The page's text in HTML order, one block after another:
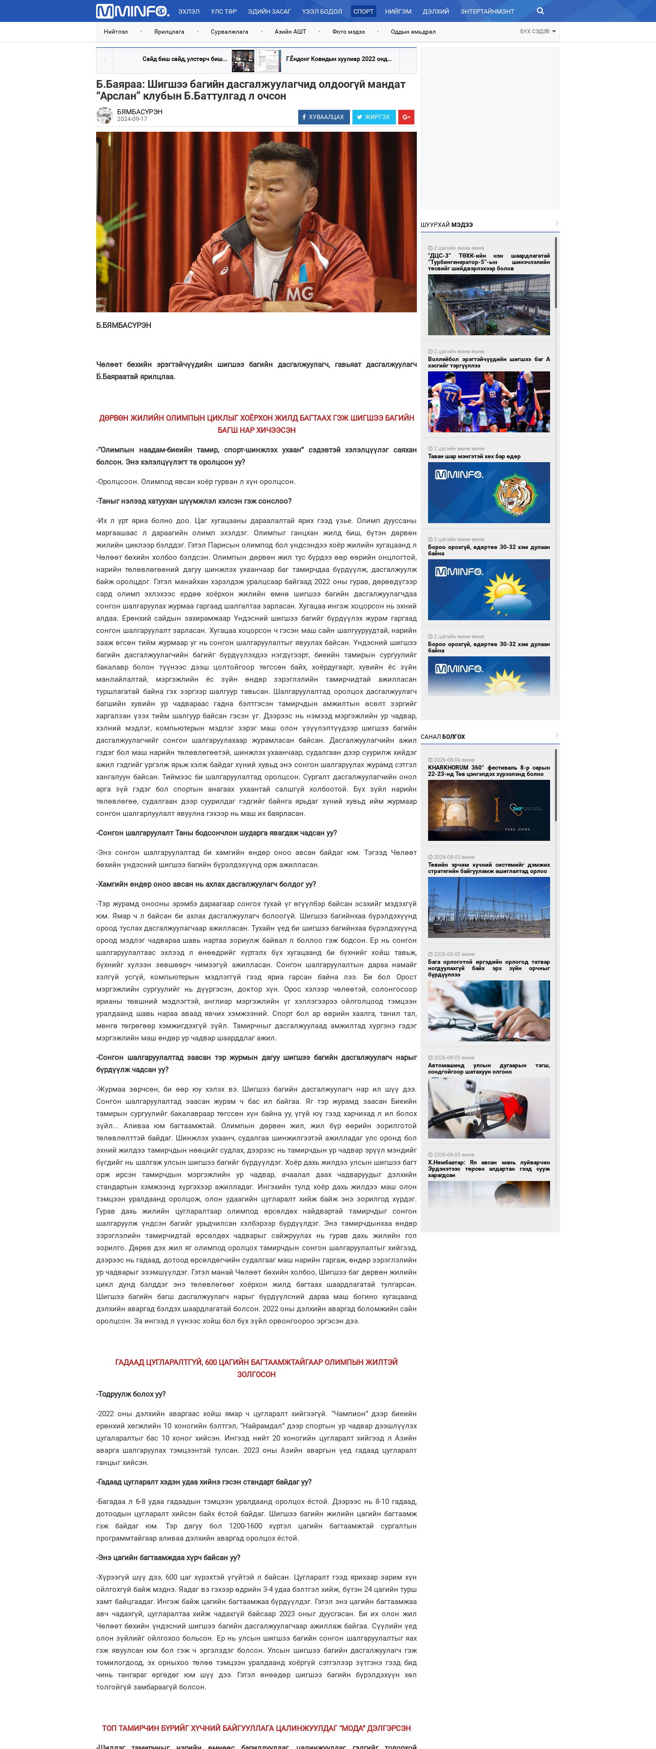
ЭХЛЭЛ УЛС ТӨР ЭДИЙН ЗАСАГ ҮЗЭЛ БОДОЛ СПОРТ НИЙГЭМ ДЭЛХИЙ ЭНТЕРТАЙНМЭНТ ЗУРХАЙ
Нийтлэл • Ярилцлага • Сурвалжлага • Азийн АШТ • Фото мэдээ • Оддын амьдрал БҮХ СЭДЭВ
Сайд биш сайд, улстөрч биш... Г.Ёндонг Ковидын хуулиар 2022 онд...
Б.Баяраа: Шигшээ багийн дасгалжуулагчид олдоогүй мандат
“Арслан” клубын Б.Баттулгад л очсон
БЯМБАСҮРЭН
2024-09-17 ХУВААЛЦАХ ЖИРГЭХ
Б.БЯМБАСҮРЭН
Чөлөөт бөхийн эрэгтэйчүүдийн шигшээ багийн дасгалжуулагч, гавьяат дасгалжуулагч
Б.Баяраатай ярилцлаа.
ДӨРВӨН ЖИЛИЙН ОЛИМПЫН ЦИКЛЫГ ХОЁРХОН ЖИЛД БАГТААХ ГЭЖ ШИГШЭЭ БАГИЙН
БАГШ НАР ХИЧЭЭСЭН
-“Олимпын наадам-биеийн тамир, спорт-шинжлэх ухаан” сэдэвтэй хэлэлцүүлэг саяхан
болсон. Энэ хэлэлцүүлэгт та оролцсон уу?
-Оролцсоон. Олимпод явсан хоёр гурван л хүн оролцсон.
-Таныг нэлээд хатуухан шүүмжлэл хэлсэн гэж сонслоо?
-Их л урт яриа болно доо. Цаг хугацааны дараалалтай ярих гээд үзье. Олимп дууссаны
маргаашаас л дараагийн олимп эхэлдэг. Олимпыг ганцхан жилд биш, бүтэн дөрвөн
жилийн циклээр бэлддэг. Гэтэл Парисын олимпод бол үндсэндээ хоёр жилийн хугацаанд л
Чөлөөт бөхийн холбоо бэлдсэн. Олимпын дөрвөн жил тус бүрдээ өөр өөрийн онцлогтой,
нарийн төлөвлөгөөний дагуу шинжлэх ухаанчаар баг тамирчдаа бүрдүүлж, дасгалжуулж
байж оролцдог. Гэтэл манайхан хэрэлдэж уралцсаар байгаад 2022 оны гурав, дөрөвдүгээр
сард олимп эхлэхээс ердөө хоёрхон жилийн өмнө шигшээ багийн дасгалжуулагчдаа
сонгон шалгаруулах журмаа гаргаад шалгалтаа зарласан. Хугацаа ингэж хоцорсон нь эхний
алдаа. Ерөнхий сайдын захирамжаар Үндэсний шигшээ багийг бүрдүүлэх журам гаргаад
сонгон шалгаруулалт зарласан. Хугацаа хоцорсон ч гэсэн маш сайн шалгууруудтай, нарийн
зааж өгсөн тийм журмаар уг нь сонгон шалгаруулалтыг явуулах байсан. Үндэсний шигшээ
багийн дасгалжуулагчийн багийг бүрдүүлэхдээ нэгдүгээрт, биеийн тамирын сургуулийг
бакалавр болон түүнээс дээш цолтойгоор төгссөн байх, хоёрдугаарт, хувийн ёс зүйн
манлайлалтай, мэргэжлийн ёс зүйн өндөр зэрэглэлийн тамирчидтай ажилласан
туршлагатай байна гэх зэргээр шалгуур тавьсан. Шалгаруулалтад оролцох дасгалжуулагч
багшийн хувийн ур чадвараас гадна бэлтгэсэн тамирчдын амжилтын өсөлт зэргийг
харгалзан үзэх тийм шалгуур байсан гэсэн үг. Дээрээс нь нэмээд мэргэжлийн ур чадвар,
хэлний мэдлэг, компьютерын мэдлэг зэрэг маш олон үзүүлэлтүүдээр шигшээ багийн
дасгалжуулагчийг сонгон шалгаруулахаар журамласан байсан. Дасгалжуулагчийн ажил
гэдэг бол маш нарийн төлөвлөгөөтэй, шинжлэх ухаанчаар, судалгаан дээр суурилж хийдэг
ажил гэдгийг үргэлж ярьж хэлж байдаг хүний хувьд энэ сонгон шалгаруулах журамд сэтгэл
хангалуун байсан. Тиймээс би шалгаруулалтад оролцсон. Сургалт дасгалжуулагчийн онол
арга зүй гэдэг бол спортын анагаах ухаантай салшгүй холбоотой. Бүх зүйл нарийн
төлөвлөгөө, судалгаан дээр суурилдаг гэдгийг байнга ярьдаг хүний хувьд ийм журмаар
сонгон шалгарлуулалт явуулна гэхээр нь маш их баярласан.
-Сонгон шалгаруулалт Таны бодсончлон шударга явагдаж чадсан уу?
-Энэ сонгон шалгаруулалтад би хамгийн өндөр оноо авсан байдаг юм. Тэгээд Чөлөөт
бөхийн үндэсний шигшээ багийн бүрэлдэхүүнд орж ажилласан.
-Хамгийн өндөр оноо авсан нь ахлах дасгалжуулагч болдог уу?
-Тэр журамд онооны эрэмбэ дараагаар сонгох тухай үг өгүүлбэр байсан эсэхийг мэдэхгүй
юм. Ямар ч л байсан би ахлах дасгалжуулагч болоогүй. Шигшээ багийнхаа бүрэлдэхүүнд
ороод туслах дасгалжуулагчаар ажилласан. Тухайн үед би шигшээ багийнхаа бүрэлдэхүүнд
ороод мэдлэг чадвараа шавь нартаа зориулж байвал л боллоо гэж бодсон. Ер нь сонгон
шалгаруулалтаас эхлээд л өнөөдрийг хүртэлх бүх хугацаанд би бүхнийг хойш тавьж,
бүхнийг хүлээн зөвшөөрч чимээгүй ажилласан. Сонгон шалгаруулалтын дараа намайг
хэлгүй усгүй, компьютерын мэдлэггүй гээд яриа гарсан байна лээ. Би бол Орост
мэргэжлийн сургуулийг нь дүүргэсэн, доктор хүн. Орос хэлээр чөлөөтэй, солонгосоор
ярианы төвшний мэдлэгтэй, англиар мэргэжлийн үг хэллэгээрээ ойлголцоод тэмцээн
уралдаанд шавь нараа аваад явчих хэмжээний. Спорт бол ар өврийн хаалга, танил тал,
мөнгө төгрөгөөр хэмжигдэхгүй зүйл. Тамирчныг дасгалжуулаад амжилтад хүргэнэ гэдэг
мэргэжлийн маш өндөр ур чадвар шаарддлаг ажил.
-Сонгон шалгаруулалтад заасан тэр журмын дагуу шигшээ багийн дасгалжуулагч нарыг
бүрдүүлж чадсан уу?
-Журмаа зөрчсөн, би өөр юу хэлэх вэ. Шигшээ багийн дасгалжуулагч нар ил шүү дээ.
Сонгон шалгаруулалтад заасан журам ч бас ил байгаа. Яг тэр журамд заасан Биеийн
тамирын сургуулийг бакалавраар төгссөн хүн байна уу, үгүй юү гээд харчихад л ил болох
зүйл... Аливаа юм багтаамжтай. Олимпын дөрвөн жил, жил бүр өөрийн зорилготой
төлөвлөлттэй байдаг. Шинжлэх ухаанч, судалгаа шинжилгээтэй ажилладаг улс оронд бол
эхний жилдээ тамирчдын нөөцийг судлах, дээрээс нь тамирчдын ур чадвар эрүүл мэндийг
бүгдийг нь шалгаж улсын шигшээ багийг бүрдүүлдэг. Хоёр дахь жилдээ улсын шигшээ багт
орж ирсэн тамирчдын мэргэжлийн ур чадвар, ачаалал даах чадваруудыг дэлхийн
стандартын хэмжээнд хүргэхээр ажилладаг. Ингэхийн тулд хоёр дахь жилдээ маш олон
тэмцээн уралдаанд оролцож, олон удаагийн цугларалт хийж байж энэ зорилгод хүрдэг.
Гурав дахь жилийн цугларалтаар олимпод өрсөлдөх найдвартай тамирчдыг сонгон
шалгаруулж үндсэн багийг урьдчилсан хэлбэрээр бүрдүүлдэг. Энэ тамирчдынхаа өндөр
зэрэглэлийн тамирчидтай өрсөлдөх чадварыг сайжруулах нь гурав дахь жилийн гол
зорилго. Дөрөв дэх жил яг олимпод оролцох тамирчдын сонгон шалгаруулалтыг хийгээд,
дээрээс нь гадаад, дотоод өрсөлдөгчийн судалгааг маш нарийн гаргаж, өндөр зэрэглэлийн
ур чадварыг эзэмшүүлдэг. Гэтэл манай Чөлөөт бөхийн холбоо, Шигшээ баг дөрвөн жилийн
цикл дунд бэлддэг энэ төлөвлөгөөг хоёрхон жилд багтаах шаардлагатай тулгарсан.
Шигшээ багийн багш дасгалжуулагч нарыг бүрдүүлсний дараа маш богино хугацаанд
дэлхийн аваргад бэлдэх шаардлагатай болсон. 2022 оны дэлхийн аваргад боломжийн сайн
оролцсон. За ингээд л үүнээс хойш бол бүх зүйл орвонгоороо эргэсэн дээ.
ГАДААД ЦУГЛАРАЛТГҮЙ, 600 ЦАГИЙН БАГТААМЖТАЙГААР ОЛИМПЫН ЖИЛТЭЙ
ЗОЛГОСОН
-Тодруулж болох уу?
-2022 оны дэлхийн аваргаас хойш ямар ч цугларалт хийгээгүй. “Чампион” дээр биеийн
ерөнхий хөгжлийн 10 хоногийн бэлтгэл, “Найрамдал” дээр спортын ур чадвар дээшлүүлэх
цугаларалтыг бас 10 хоног хийсэн. Ингээд нийт 20 хоногийн цугларалт хийгээд л Азийн
аварга шалгаруулах тэмцээнтэй тулсан. 2023 оны Азийн аваргын үед гадаад цугларалт
ганцыг хийсэн.
-Гадаад цугларалт хэдэн удаа хийнэ гэсэн стандарт байдаг уу?
-Багадаа л 6-8 удаа гадаадын тэмцээн уралдаанд оролцох ёстой. Дээрээс нь 8-10 гадаад,
дотоодын цугларалт хийсэн байх ёстой байдаг. Шигшээ багийн жилийн цагийн багтаамж
гэж байдаг юм. Тэр дагуу бол 1200-1600 хүртэл цагийн багтаамжтай сургалтын
программтайгаар аливаа дэлхийн аваргад оролцох ёстой.
-Энэ цагийн багтаамждаа хүрч байсан уу?
-Хүрээгүй шүү дээ, 600 цаг хүрэхтэй үгүйтэй л байсан. Цугларалт гээд ярихаар зарим хүн
ойлгохгүй байж мэднэ. Яадаг вэ гэхээр өдрийн 3-4 удаа бэлтгэл хийж, бүтэн 24 цагийн турш
хамт байцгаадаг. Ингэж байж цагийн багтаамжаа бүрдүүлдэг. Гэтэл энэ цагийн багтаамжаа
авч чадахгүй, цугларалтаа хийж чадахгүй байсаар 2023 оныг дуусгасан. Би их олон жил
Чөлөөт бөхийн үндэсний шигшээ багийн дасгалжуулагчаар ажиллаж байгаа. Сүүлийн үед
олон зүйлийг ойлгохоо больсон. Ер нь улсын шигшээ багийн сонгон шалгаруулалтыг яах
гэж явуулсан юм бол гэж ч эргэлздэг болсон. Улсын шигшээ багийн дасгалжуулагч гэж
томилогдоод, эх орныхоо төлөө тэмцээн уралдаанд хоёргүй сэтгэлээр зүтгэнэ гээд бид
чинь тангараг өргөдөг юм шүү дээ. Гэтэл өнөөдөр шигшээ багийн бүрэлдэхүүн хөл
толгойгүй замбараагүй болсон.
ТОП ТАМИРЧИН БҮРИЙГ ХҮЧНИЙ БАЙГУУЛЛАГА ЦАЛИНЖУУЛДАГ “МОДА” ДЭЛГЭРСЭН
ШУУРХАЙ МЭДЭЭ
2 цагийн өмнө өмнө
"ДЦС-3” ТӨХК-ийн нэн шаардлагатай
“Турбингенератор-5”-ын шинэчлэлийн
төсвийг шийдвэрлэхээр болов
2 цагийн өмнө өмнө
Воллейбол эрэгтэйчүүдийн шигшээ баг А
хэсгийг тэргүүллээ
2 цагийн өмнө өмнө
Таван шар мэнгэтэй хөх бар өдөр
2 цагийн өмнө өмнө
Бороо орохгүй, өдөртөө 30-32 хэм дулаан
байна
2 цагийн өмнө өмнө
Бороо орохгүй, өдөртөө 30-32 хэм дулаан
байна
22 цагийн өмнө өмнө
1 өдрийн өмнө өмнө
1 өдрийн өмнө өмнө
Ирландын алдарт Boyzone хамтлагийн
1 өдрийн өмнө өмнө
Нарны эрчим хүчээр гэрэлтдэг үйлдвэр
1 өдрийн өмнө өмнө
Монгол Улсын волейболын шигшээ баг
өнөөдөр Хятадын эсрэг тоглоно
САНАЛ БОЛГОХ
2026-08-04 өмнө
KHARKHORUM 360° фестиваль 8-р сарын
22-23-нд Төв цэнгэлдэх хүрээлэнд болно
2026-08-03 өмнө
Төвийн эрчим хүчний системийг дэмжих
стратегийн байгууламж ашиглалтад орлоо
2026-08-03 өмнө
Бага орлоготой иргэдийн орлогод татвар
ногдуулахгүй байх эрх зүйн орчныг
бүрдүүллээ
2026-08-03 өмнө
Автомашинд улсын дугаарын тэгш,
сондгойгоор шатахуун олгоно
2026-08-03 өмнө
Х.Нямбаатар: Ял авсан мань луйварчин
Эрдэнэтээс төрсөн алдартан гээд сууж
харагдсан